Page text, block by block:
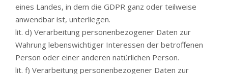
eines Landes, in dem die GDPR ganz oder teilweise
anwendbar ist, unterliegen.
lit. d) Verarbeitung personenbezogener Daten zur
Wahrung lebenswichtiger Interessen der betroffenen
Person oder einer anderen natürlichen Person.
lit. f) Verarbeitung personenbezogener Daten zur